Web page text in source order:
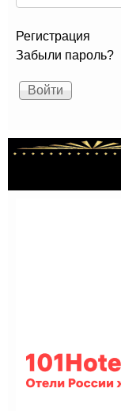
Регистрация
Забыли пароль?